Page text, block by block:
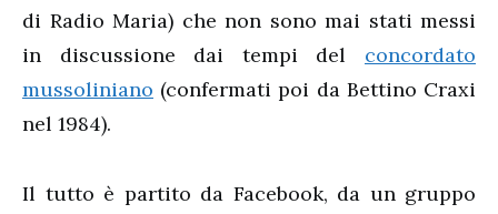
di Radio Maria) che non sono mai stati messi
in discussione dai tempi del concordato
mussoliniano (confermati poi da Bettino Craxi
nel 1984).
Il tutto è partito da Facebook, da un gruppo